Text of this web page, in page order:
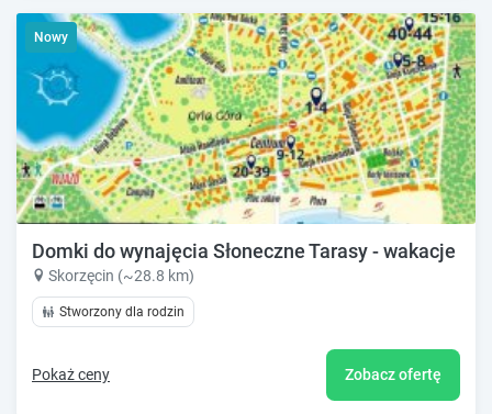
Nowy
Domki do wynajęcia Słoneczne Tarasy - wakacje
Skorzęcin (~28.8 km)
Stworzony dla rodzin
Pokaż ceny Zobacz ofertę